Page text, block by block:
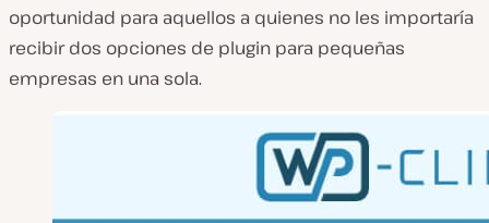
oportunidad para aquellos a quienes no les importaría
recibir dos opciones de plugin para pequeñas
empresas en una sola.